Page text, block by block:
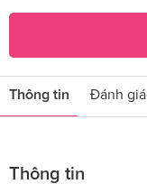
Thông tin Đánh giá
Thông tin